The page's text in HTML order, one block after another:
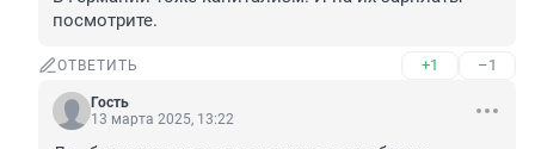
посмотрите.
ОТВЕТИТЬ +1 –1
Гость
13 марта 2025, 13:22